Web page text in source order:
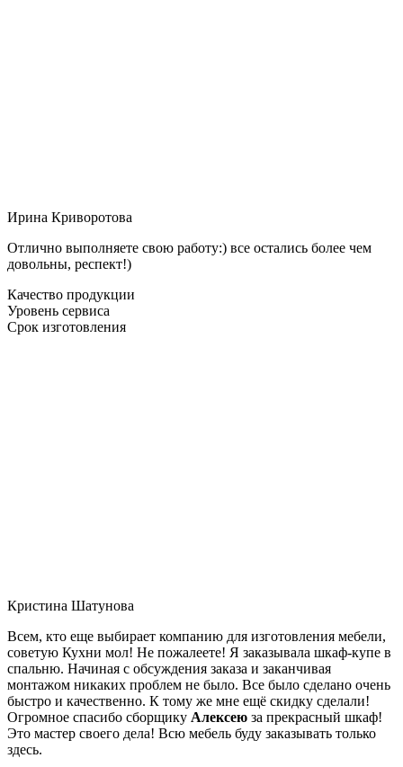
Ирина Криворотова
Отлично выполняете свою работу:) все остались более чем
довольны, респект!)
Качество продукции
Уровень сервиса
Срок изготовления
Кристина Шатунова
Всем, кто еще выбирает компанию для изготовления мебели,
советую Кухни мол! Не пожалеете! Я заказывала шкаф-купе в
спальню. Начиная с обсуждения заказа и заканчивая
монтажом никаких проблем не было. Все было сделано очень
быстро и качественно. К тому же мне ещё скидку сделали!
Огромное спасибо сборщику Алексею за прекрасный шкаф!
Это мастер своего дела! Всю мебель буду заказывать только
здесь.